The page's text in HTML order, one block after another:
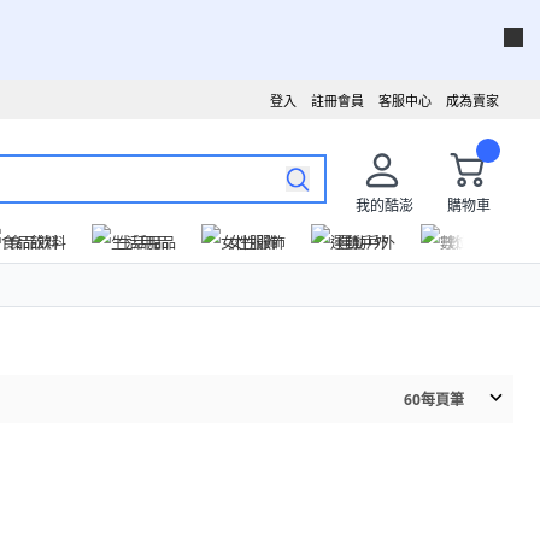
成為賣家
客服中心
註冊會員
登入
我的酷澎
購物車
食品飲料
生活用品 女性服飾 運動戶外 數位家電
60每頁筆